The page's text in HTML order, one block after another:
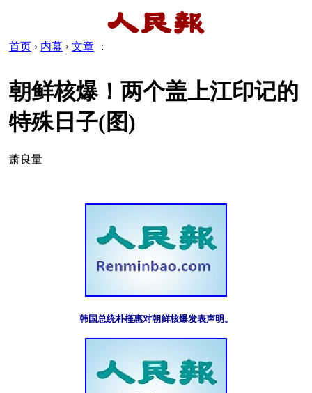
首页 › 内幕 › 文章 ：
朝鲜核爆！两个盖上江印记的
特殊日子(图)
萧良量
韩国总统朴槿惠对朝鲜核爆发表声明。